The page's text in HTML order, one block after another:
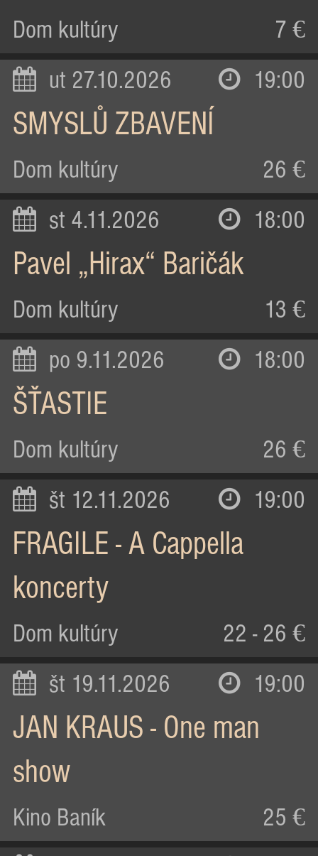
Dom kultúry 7 €
ut 27.10.2026 19:00
SMYSLŮ ZBAVENÍ
Dom kultúry 26 €
st 4.11.2026 18:00
Pavel „Hirax“ Baričák
Dom kultúry 13 €
po 9.11.2026 18:00
ŠŤASTIE
Dom kultúry 26 €
št 12.11.2026 19:00
FRAGILE - A Cappella
koncerty
Dom kultúry 22 - 26 €
št 19.11.2026 19:00
JAN KRAUS - One man
show
Kino Baník 25 €